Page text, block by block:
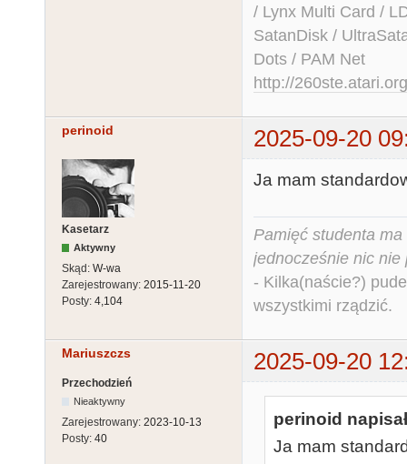
/ Lynx Multi Card /
SatanDisk /
Dots / PAM Net
http://260ste.atari.org
perinoid 2025-09-20
Kasetarz
Aktywny
Skąd: W-wa
Zarejestrowany: 2015-11-20
Posty: 4,104
Ja mam
Pamięć studenta
jednocześnie nic nie
- Kilka(naście?)
wszystkimi rządzić.
Mariuszczs 2025-09-20
Przechodzień
Nieaktywny
Zarejestrowany: 2023-10-13
Posty: 40
perinoid
Ja mam